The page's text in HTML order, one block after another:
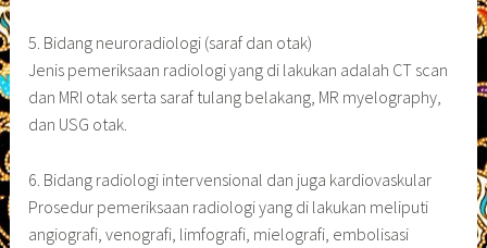
5. Bidang neuroradiologi (saraf dan otak)
Jenis pemeriksaan radiologi yang di lakukan adalah CT scan
dan MRI otak serta saraf tulang belakang, MR myelography,
dan USG otak.
6. Bidang radiologi intervensional dan juga kardiovaskular
Prosedur pemeriksaan radiologi yang di lakukan meliputi
angiografi, venografi, limfografi, mielografi, embolisasi